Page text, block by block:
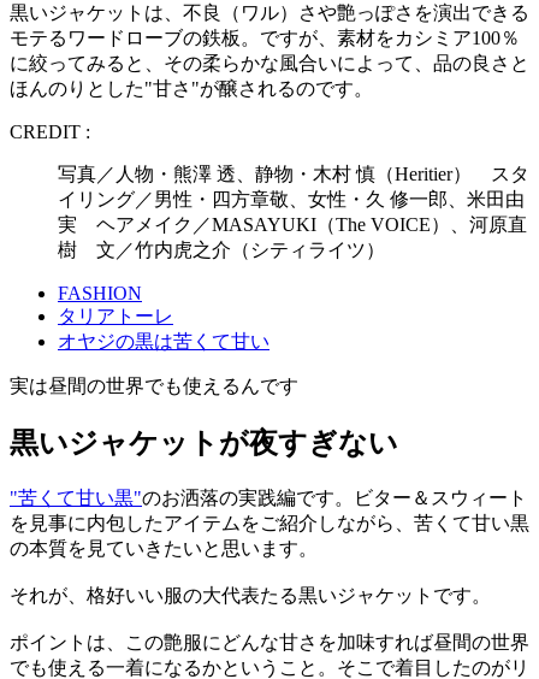
黒いジャケットは、不良（ワル）さや艶っぽさを演出できる
モテるワードローブの鉄板。ですが、素材をカシミア100％
に絞ってみると、その柔らかな風合いによって、品の良さと
ほんのりとした"甘さ"が醸されるのです。
CREDIT :
写真／人物・熊澤 透、静物・木村 慎（Heritier） スタ
イリング／男性・四方章敬、女性・久 修一郎、米田由
実 ヘアメイク／MASAYUKI（The VOICE）、河原直
樹 文／竹内虎之介（シティライツ）
FASHION
タリアトーレ
オヤジの黒は苦くて甘い
実は昼間の世界でも使えるんです
黒いジャケットが夜すぎない
"苦くて甘い黒"のお洒落の実践編です。ビター＆スウィート
を見事に内包したアイテムをご紹介しながら、苦くて甘い黒
の本質を見ていきたいと思います。
それが、格好いい服の大代表たる黒いジャケットです。
ポイントは、この艶服にどんな甘さを加味すれば昼間の世界
でも使える一着になるかということ。そこで着目したのがリ